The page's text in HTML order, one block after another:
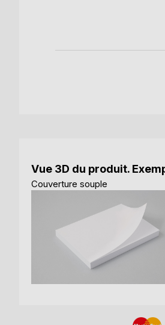
Vue 3D du produit.
Couverture souple